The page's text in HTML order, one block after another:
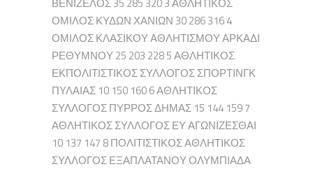
ΟΜΙΛΟΣ ΚΥΔΩΝ ΧΑΝΙΩΝ 30 286 316 4
ΟΜΙΛΟΣ ΚΛΑΣΙΚΟΥ ΑΘΛΗΤΙΣΜΟΥ ΑΡΚΑΔΙ
ΡΕΘΥΜΝΟΥ 25 203 228 5 ΑΘΛΗΤΙΚΟΣ
ΕΚΠΟΛΙΤΙΣΤΙΚΟΣ ΣΥΛΛΟΓΟΣ ΣΠΟΡΤΙΝΓΚ
ΠΥΛΑΙΑΣ 10 150 160 6 ΑΘΛΗΤΙΚΟΣ
ΣΥΛΛΟΓΟΣ ΠΥΡΡΟΣ ΔΗΜΑΣ 15 144 159 7
ΑΘΛΗΤΙΚΟΣ ΣΥΛΛΟΓΟΣ ΕΥ ΑΓΩΝΙΖΕΣΘΑΙ
10 137 147 8 ΠΟΛΙΤΙΣΤΙΚΟΣ ΑΘΛΗΤΙΚΟΣ
ΣΥΛΛΟΓΟΣ ΕΞΑΠΛΑΤΑΝΟΥ ΟΛΥΜΠΙΑΔΑ